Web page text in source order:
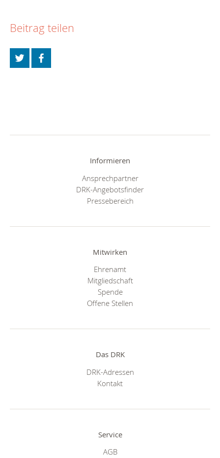
Beitrag teilen
Informieren
Ansprechpartner
DRK-Angebotsfinder
Pressebereich
Mitwirken
Ehrenamt
Mitgliedschaft
Spende
Offene Stellen
Das DRK
DRK-Adressen
Kontakt
Service
AGB